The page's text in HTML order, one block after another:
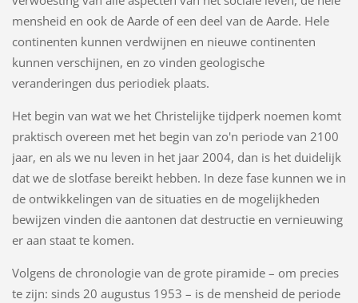
mensheid en ook de Aarde of een deel van de Aarde. Hele
continenten kunnen verdwijnen en nieuwe continenten
kunnen verschijnen, en zo vinden geologische
veranderingen dus periodiek plaats.
Het begin van wat we het Christelijke tijdperk noemen komt
praktisch overeen met het begin van zo'n periode van 2100
jaar, en als we nu leven in het jaar 2004, dan is het duidelijk
dat we de slotfase bereikt hebben. In deze fase kunnen we in
de ontwikkelingen van de situaties en de mogelijkheden
bewijzen vinden die aantonen dat destructie en vernieuwing
er aan staat te komen.
Volgens de chronologie van de grote piramide – om precies
te zijn: sinds 20 augustus 1953 – is de mensheid de periode